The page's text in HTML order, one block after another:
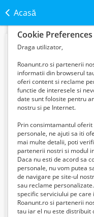
Acasă
Mobil:
+40 756 169
Adresa:
Mihail
Locație:
Brasov,
Website:
http://
Centru de calificare și
AUTORIZAT A.N.C.
Cookie Preferences
Draga utilizator,
Roanunt.ro si partenerii
informatii din browserul
oferi content si reclame
functie de interesele si
date sunt folosite pentru
nostru si pe Internet.
Prin consimtamantul
personale, ne ajuti sa iti
mai multe detalii, poti
partenerii nostri si modul
Daca nu esti de acord sa
personale, nu vom putea
de navigare pe site-ul
sau reclame
specific serviciului pe care
Roanunt.ro si partenerii
tau iar el nu este distribuit